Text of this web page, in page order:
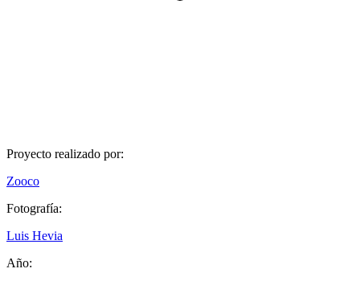
Proyecto realizado por:
Zooco
Fotografía:
Luis Hevia
Año: